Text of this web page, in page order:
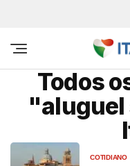
Todos
"aluguel
COTIDIANO